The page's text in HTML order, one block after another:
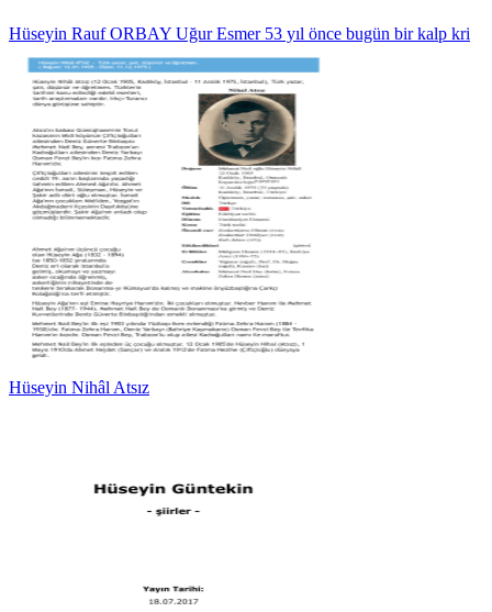
Hüseyin Rauf ORBAY Uğur Esmer 53 yıl önce bugün bir kalp kri
Hüseyin Nihâl Atsız